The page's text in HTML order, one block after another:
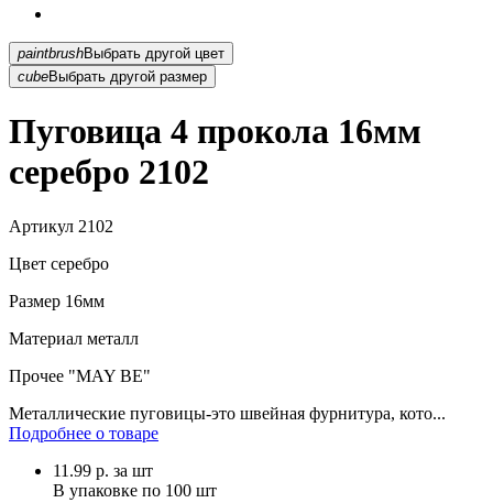
paintbrush
Выбрать другой цвет
cubeВыбрать другой размер
Пуговица 4 прокола 16мм
серебро 2102
Артикул 2102
Цвет серебро
Размер 16мм
Материал металл
Прочее "MAY BE"
Металлические пуговицы-это швейная фурнитура, кото...
Подробнее о товаре
11.99 р. за шт
В упаковке по 100 шт